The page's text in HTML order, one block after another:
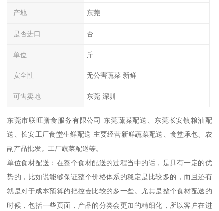
产地 东莞
是否进口 否
单位 斤
安全性 无公害蔬菜 新鲜
可售卖地 东莞 深圳
东莞市联旺膳食服务有限公司 东莞蔬菜配送、东莞长安镇粮油配
送、长安工厂食堂生鲜配送 主要经营新鲜蔬菜配送、食堂承包、农
副产品批发。工厂蔬菜配送等。
单位食材配送：在整个食材配送的过程当中的话，是具有一定的优
势的，比如说能够保证整个价格体系的稳定是比较多的，而且还有
就是对于成本预算的把控会比较的多一些。尤其是整个食材配送的
时候，包括一些页面，产品的分类会更加的精细化，所以客户在进